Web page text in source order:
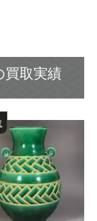
買取実績